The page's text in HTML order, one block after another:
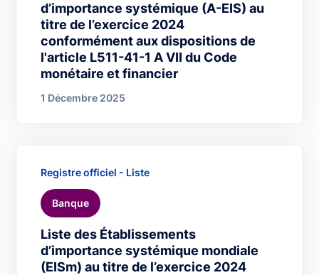
d’importance systémique (A-EIS) au
titre de l’exercice 2024
conformément aux dispositions de
l'article L511-41-1 A VII du Code
monétaire et financier
1 Décembre 2025
Liste des Établissements
d’importance systémique mondiale
(EISm) au titre de l’exercice 2024
Registre officiel - Liste
Banque